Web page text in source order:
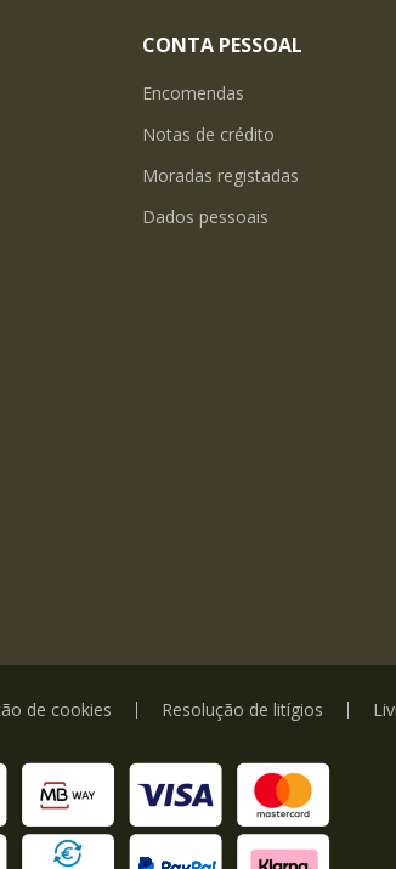
CONTA PESSOAL
Encomendas
Notas de crédito
Moradas registadas
Dados pessoais
de cookies Resolução de litígios